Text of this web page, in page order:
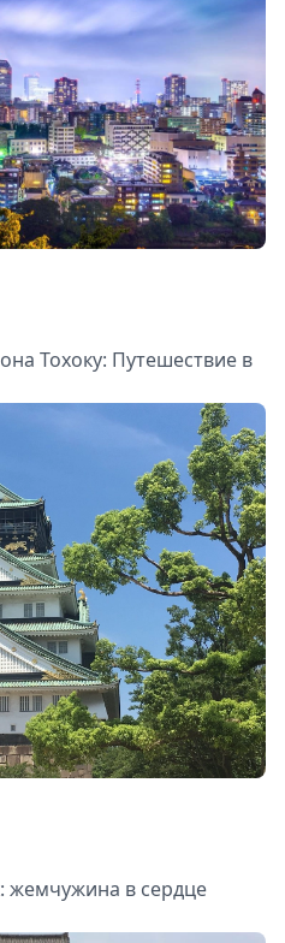
Тохоку: Путешествие в
жемчужина в сердце